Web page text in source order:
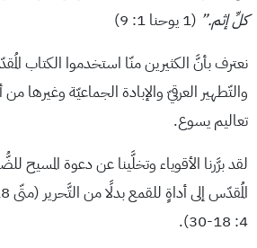
كلِّ إثم.” (1 يوحنا 1: 9)
نعترف بأنَّ الكثيرين منّا استخدموا الكتاب
والتّطهير العرقيّ والإبادة الجماعيّة وغيرها
تعاليم يسوع.
لقد برَّرنا الأقوياء وتخلَّينا عن دعوة المسيح
4: 18-30).